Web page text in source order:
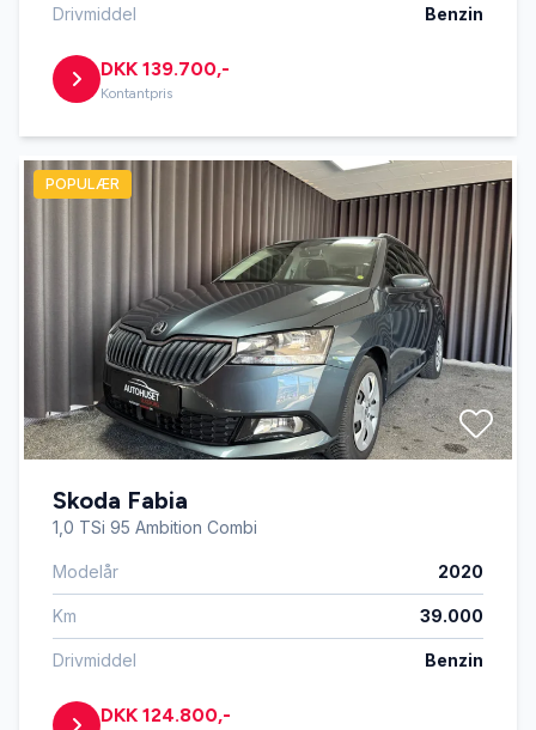
Drivmiddel Benzin
DKK 139.700,-
Kontantpris
POPULÆR
Skoda Fabia
1,0 TSi 95 Ambition Combi
Modelår 2020
Km 39.000
Drivmiddel Benzin
DKK 124.800,-